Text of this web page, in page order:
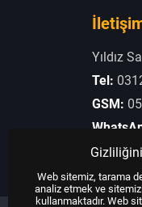
Yıldız
Tel:
GSM:
E-
Web sitemiz, tarama
analiz etmek ve
kullanmaktadır. Web